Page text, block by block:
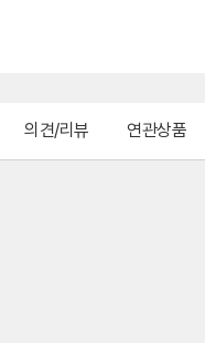
의견/리뷰 연관상품